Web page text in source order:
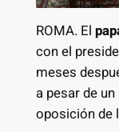
ROMA. El
con el
meses
a pesar de
oposición de